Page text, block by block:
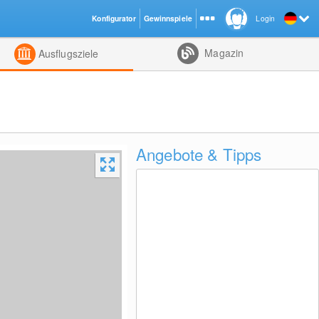
Ausflugsziele Magazin
Angebote & Tipps
Login
Konfigurator Gewinnspiele